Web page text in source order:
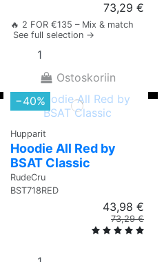
73,29 €
🔥 2 FOR €135 – Mix & match
See full selection →
Ostoskoriin
−40%
Hupparit
Hoodie All Red by
BSAT Classic
RudeCru
BST718RED
43,98 €
73,29 €